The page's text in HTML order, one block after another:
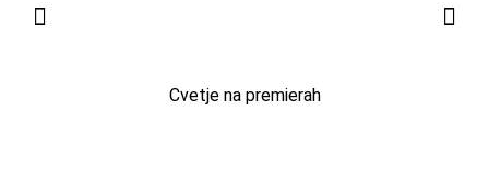
Cvetje na premierah